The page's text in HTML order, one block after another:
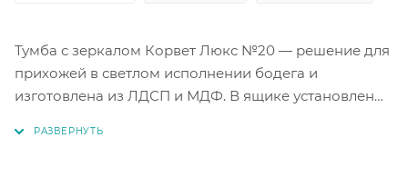
Тумба с зеркалом Корвет Люкс №20 — решение для
прихожей в светлом исполнении бодега и
изготовлена из ЛДСП и МДФ. В ящике установлены